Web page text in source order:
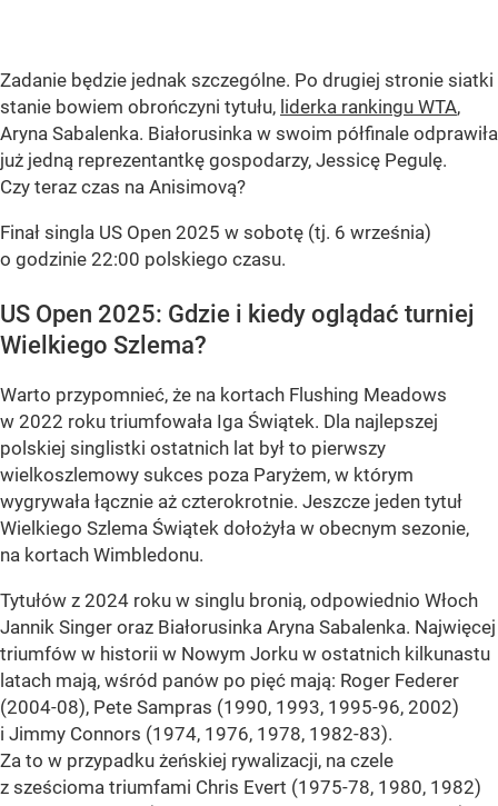
Zadanie będzie jednak szczególne. Po drugiej stronie siatki
stanie bowiem obrończyni tytułu, liderka rankingu WTA,
Aryna Sabalenka. Białorusinka w swoim półfinale odprawiła
już jedną reprezentantkę gospodarzy, Jessicę Pegulę.
Czy teraz czas na Anisimovą?
Finał singla US Open 2025 w sobotę (tj. 6 września)
o godzinie 22:00 polskiego czasu.
US Open 2025: Gdzie i kiedy oglądać turniej
Wielkiego Szlema?
Warto przypomnieć, że na kortach Flushing Meadows
w 2022 roku triumfowała Iga Świątek. Dla najlepszej
polskiej singlistki ostatnich lat był to pierwszy
wielkoszlemowy sukces poza Paryżem, w którym
wygrywała łącznie aż czterokrotnie. Jeszcze jeden tytuł
Wielkiego Szlema Świątek dołożyła w obecnym sezonie,
na kortach Wimbledonu.
Tytułów z 2024 roku w singlu bronią, odpowiednio Włoch
Jannik Singer oraz Białorusinka Aryna Sabalenka. Najwięcej
triumfów w historii w Nowym Jorku w ostatnich kilkunastu
latach mają, wśród panów po pięć mają: Roger Federer
(2004-08), Pete Sampras (1990, 1993, 1995-96, 2002)
i Jimmy Connors (1974, 1976, 1978, 1982-83).
Za to w przypadku żeńskiej rywalizacji, na czele
z sześcioma triumfami Chris Evert (1975-78, 1980, 1982)